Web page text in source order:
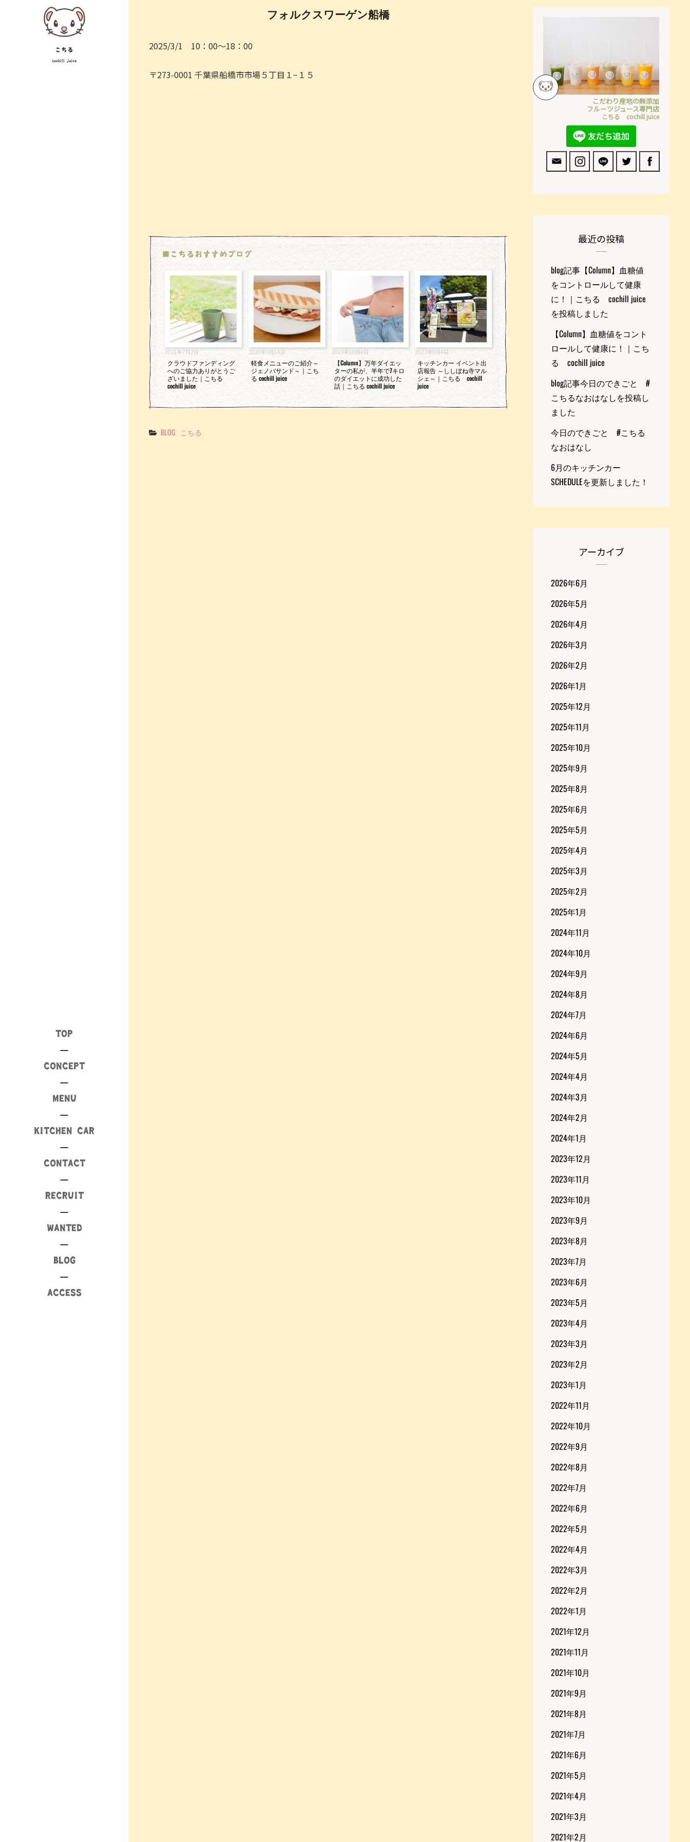
こちる
cochill juice
TOP
CONCEPT
MENU
KITCHEN CAR
CONTACT
RECRUIT
WANTED
BLOG
ACCESS
フォルクスワーゲン船橋
2025/3/1 10：00～18：00
〒273-0001 千葉県船橋市市場５丁目１−１５
■こちるおすすめブログ
2021年7月2日
クラウドファンディング
へのご協力ありがとうご
ざいました｜こちる
cochill juice
2020年3月14日
軽食メニューのご紹介～
ジェノバサンド～｜こち
る cochill juice
2023年10月4日
【Column】万年ダイエッ
ターの私が、半年で7キロ
のダイエットに成功した
話｜こちる cochill juice
2023年9月4日
キッチンカー イベント出
店報告 ～ししぼね寺マル
シェ～｜こちる cochill
juice
Categories
BLOG こちる
こだわり産地の無添加
フルーツジュース専門店
こちる cochill juice
最近の投稿
blog記事【Column】血糖値
をコントロールして健康
に！｜こちる cochill juice
を投稿しました
【Column】血糖値をコント
ロールして健康に！｜こち
る cochill juice
blog記事今日のできごと #
こちるなおはなしを投稿し
ました
今日のできごと #こちる
なおはなし
6月のキッチンカー
SCHEDULEを更新しました！
アーカイブ
2026年6月
2026年5月
2026年4月
2026年3月
2026年2月
2026年1月
2025年12月
2025年11月
2025年10月
2025年9月
2025年8月
2025年6月
2025年5月
2025年4月
2025年3月
2025年2月
2025年1月
2024年11月
2024年10月
2024年9月
2024年8月
2024年7月
2024年6月
2024年5月
2024年4月
2024年3月
2024年2月
2024年1月
2023年12月
2023年11月
2023年10月
2023年9月
2023年8月
2023年7月
2023年6月
2023年5月
2023年4月
2023年3月
2023年2月
2023年1月
2022年11月
2022年10月
2022年9月
2022年8月
2022年7月
2022年6月
2022年5月
2022年4月
2022年3月
2022年2月
2022年1月
2021年12月
2021年11月
2021年10月
2021年9月
2021年8月
2021年7月
2021年6月
2021年5月
2021年4月
2021年3月
2021年2月